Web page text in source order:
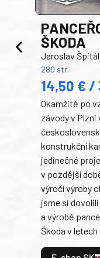
ŠKODA
Jaroslav
280 str.
14,50 € /
Okamžitě po
závody v
konstrukční
jedinečné
v pozdější
výročí výroby
jsme si
a výrobě
Škoda v letech